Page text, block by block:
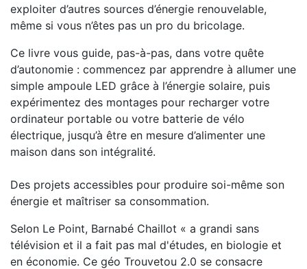
exploiter d’autres sources d’énergie renouvelable,
même si vous n’êtes pas un pro du bricolage.
Ce livre vous guide, pas-à-pas, dans votre quête
d’autonomie : commencez par apprendre à allumer une
simple ampoule LED grâce à l’énergie solaire, puis
expérimentez des montages pour recharger votre
ordinateur portable ou votre batterie de vélo
électrique, jusqu’à être en mesure d’alimenter une
maison dans son intégralité.
Des projets accessibles pour produire soi-même son
énergie et maîtriser sa consommation.
Selon Le Point, Barnabé Chaillot « a grandi sans
télévision et il a fait pas mal d'études, en biologie et
en économie. Ce géo Trouvetou 2.0 se consacre